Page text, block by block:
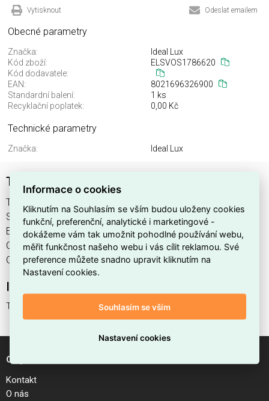
Vytisknout Odeslat emailem
Obecné parametry
Značka:
Ideal Lux
Kód zboží:
ELSVOS1786620
Kód dodavatele:
EAN:
8021696326900
Standardní balení:
1 ks
Recyklační poplatek:
0,00 Kč
Technické parametry
Značka: Ideal Lux
TESLA PT4 H60 GRIGIO
TESLA PT4 H60 GRIGIO najdete v kategoriích Svítidla,
Svítidla, světelné zdroje a LED osvětlení, výrobce Ideal Lux,
EAN 8021696326900, kód dodavatele . TESLA PT4 H60
GRIGIO nabízíme od 1 ks. Kód EMAS TESLA PT4 H60
GRIGIO je ELSVOS1786620.
Interní název produktu
TESLA PT4 H60 GRIGIO
O společnosti
Kontakt
O nás
Informace o cookies
Kliknutím na Souhlasím se vším budou uloženy cookies
funkční, preferenční, analytické i marketingové -
dokážeme vám tak umožnit pohodlné používání webu,
měřit funkčnost našeho webu i vás cílit reklamou. Své
preference můžete snadno upravit kliknutím na
Nastavení cookies.
Souhlasím se vším
Nastavení cookies